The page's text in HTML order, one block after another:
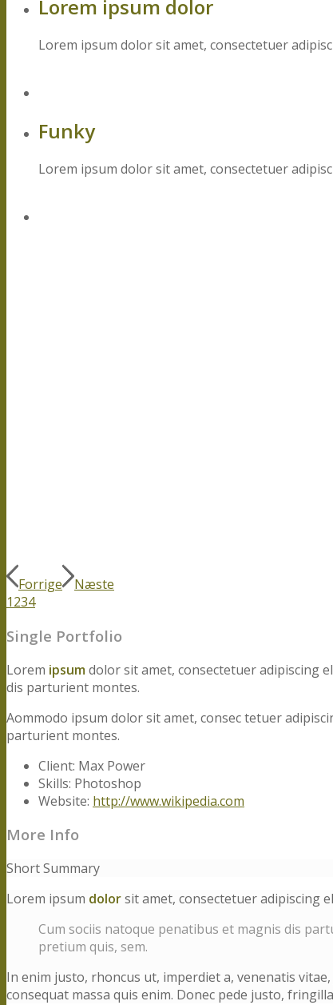
Lorem ipsum dolor
Lorem ipsum dolor sit amet, consectetuer
Funky
Lorem ipsum dolor sit amet, consectetuer
Forrige
Næste
1234
Single Portfolio
Lorem ipsumdolor sit amet, consectetuer adipiscing
dis parturient montes.
Aommodo ipsum dolor sit amet, consec tetuer
parturient montes.
Client: Max Power
Skills: Photoshop
Website: http://www.wikipedia.com
More Info
Short Summary
Lorem ipsum dolorsit amet, consectetuer adipiscing
Cum sociis natoque penatibus et magnis dis
pretium quis, sem.
In enim justo, rhoncus ut, imperdiet a, venenatis
consequat massa quis enim. Donec pede justo,